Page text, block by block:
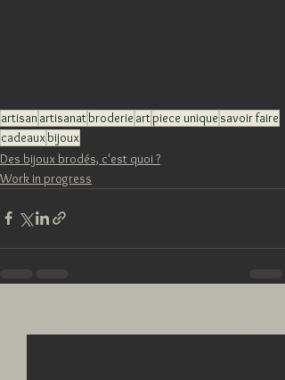
artisanartisanatbroderie artpiece unique savoir faire
cadeauxbijoux
Des bijoux brodés, c'est quoi ?
Work in progress